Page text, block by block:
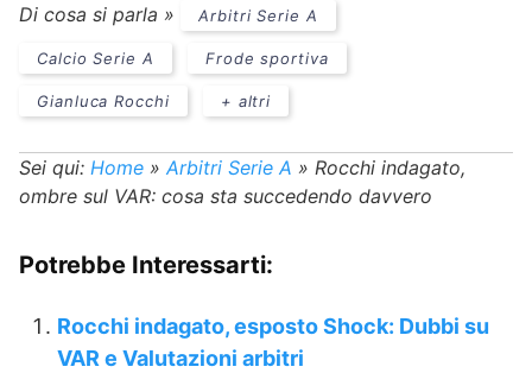
Di cosa si parla » Arbitri Serie A
Calcio Serie A Frode sportiva
Gianluca Rocchi + altri
Sei qui: Home » Arbitri Serie A » Rocchi indagato,
ombre sul VAR: cosa sta succedendo davvero
Potrebbe Interessarti:
Rocchi indagato, esposto Shock: Dubbi su
VAR e Valutazioni arbitri